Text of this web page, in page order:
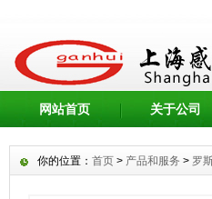
网站首页 关于公司
你的位置： 首页 > 产品和服务 > 罗